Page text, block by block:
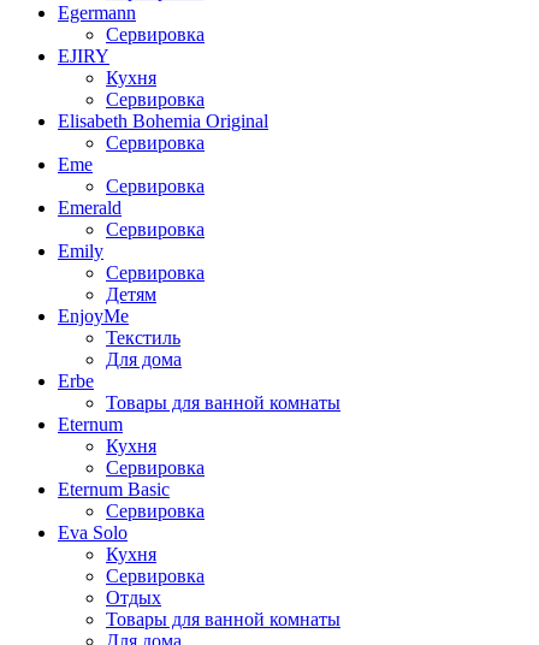
Egermann
Сервировка
EJIRY
Кухня
Сервировка
Elisabeth Bohemia Original
Сервировка
Eme
Сервировка
Emerald
Сервировка
Emily
Сервировка
Детям
EnjoyMe
Текстиль
Для дома
Erbe
Товары для ванной комнаты
Eternum
Кухня
Сервировка
Eternum Basic
Сервировка
Eva Solo
Кухня
Сервировка
Отдых
Товары для ванной комнаты